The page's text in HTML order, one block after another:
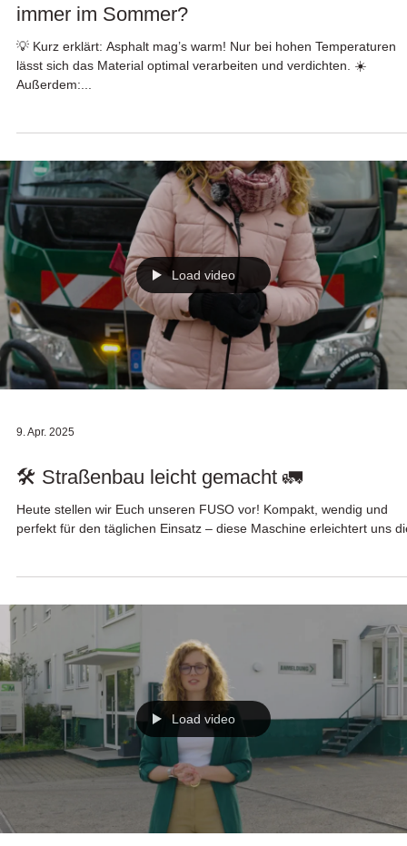
immer im Sommer?
💡 Kurz erklärt: Asphalt mag’s warm! Nur bei hohen Temperaturen
lässt sich das Material optimal verarbeiten und verdichten. ☀️
Außerdem:...
Load video
9. Apr. 2025
🛠️ Straßenbau leicht gemacht 🚛
Heute stellen wir Euch unseren FUSO vor! Kompakt, wendig und
perfekt für den täglichen Einsatz – diese Maschine erleichtert uns
Load video